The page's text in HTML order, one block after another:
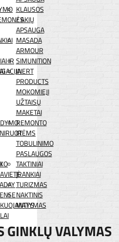
KLAUSOS
/ AKIŲ
APSAUGA
MASADA
ARMOUR
IR SIMUNITION
INERT
PRODUCTS
MOKOMIEJI
UŽTAISŲ
MAKETAI
REMONTO
IR
TOBULINIMO
PASLAUGOS
TAKTINIAI
ĮRANKIAI
TURIZMAS
NAKTINIS
MATYMAS
GINKLŲ VALYMAS